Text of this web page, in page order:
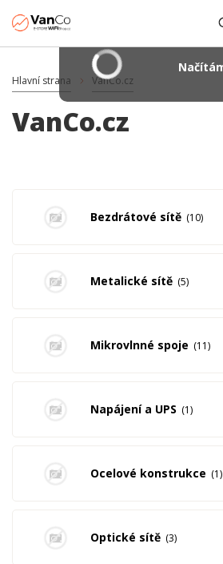
Hlavní strana VanCo.cz
VanCo.cz
Bezdrátové sítě 10
Metalické sítě 5
Mikrovlnné spoje 11
Napájení a UPS 1
Ocelové konstrukce 1
Optické sítě 3